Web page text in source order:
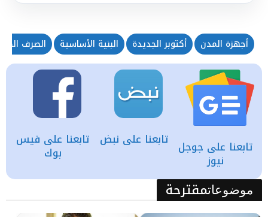
أجهزة المدن أكتوبر الجديدة البنية الأساسية الصرف
تابعنا على فيس
بوك
تابعنا على نبض تابعنا على جوجل
نيوز
موضوعاتمقترحة